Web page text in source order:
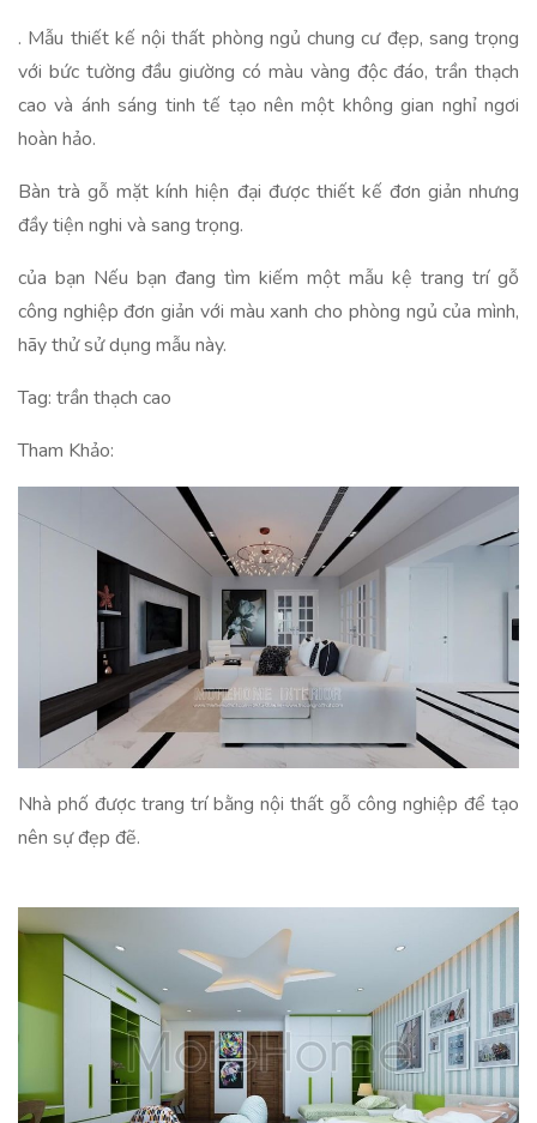
. Mẫu thiết kế nội thất phòng ngủ chung cư đẹp, sang trọng
với bức tường đầu giường có màu vàng độc đáo, trần thạch
cao và ánh sáng tinh tế tạo nên một không gian nghỉ ngơi
hoàn hảo.
Bàn trà gỗ mặt kính hiện đại được thiết kế đơn giản nhưng
đầy tiện nghi và sang trọng.
của bạn Nếu bạn đang tìm kiếm một mẫu kệ trang trí gỗ
công nghiệp đơn giản với màu xanh cho phòng ngủ của mình,
hãy thử sử dụng mẫu này.
Tag: trần thạch cao
Tham Khảo:
Nhà phố được trang trí bằng nội thất gỗ công nghiệp để tạo
nên sự đẹp đẽ.